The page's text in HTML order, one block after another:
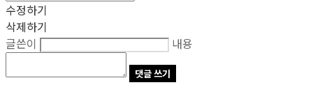
수정하기
삭제하기
글쓴이
내용
댓글 쓰기